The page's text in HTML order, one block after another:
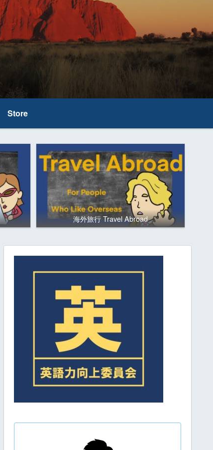
Store
海外旅行 Travel Abroad